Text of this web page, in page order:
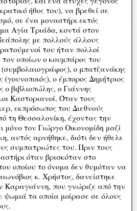
ήθος του), να βρεθεί σε
σε ένα μοναστήρι εκτός
Αγία Τριάδα, κοντά στον
με πολλούς άλλους
του ήταν πολλοί
οποίων ο κουμπάρος του
ο μπατζανάκης
ο έμπορος Δημήτριος
ο βιβλιοπώλης, ο Γιάννης
Καστοριανοί. Όταν τους
εκπρόσωπος του Διεθνούς
τη Θεσσαλονίκη, έχοντας την
τον Γιώργο Οικονομίδη μαζί
αυτός αρνήθηκε, διότι δεν ήθελε
συμπατριώτες του. Πριν τους
όταν βρισκόταν στο
οποίου το όνομα δεν θυμόταν να
κ. Χρήστος, δανείστηκε
Καραγιάννη, που γνώριζε από την
ψωμιά τα οποία μοίρασε σε όλους